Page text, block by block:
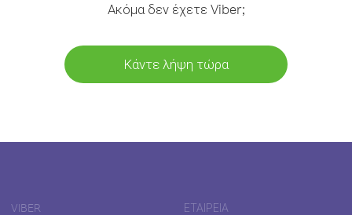
Ακόμα δεν έχετε Viber;
Κάντε λήψη τώρα
VIBER ΕΤΑΙΡΕΊΑ